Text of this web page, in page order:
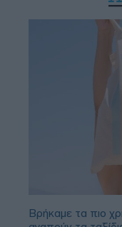
Βρήκαμε τα πιο